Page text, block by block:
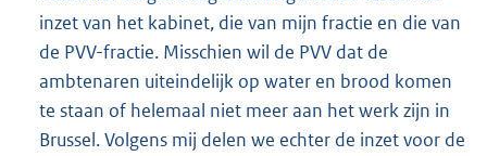
inzet van het kabinet, die van mijn fractie en die van
de PVV-fractie. Misschien wil de PVV dat de
ambtenaren uiteindelijk op water en brood komen
te staan of helemaal niet meer aan het werk zijn in
Brussel. Volgens mij delen we echter de inzet voor de